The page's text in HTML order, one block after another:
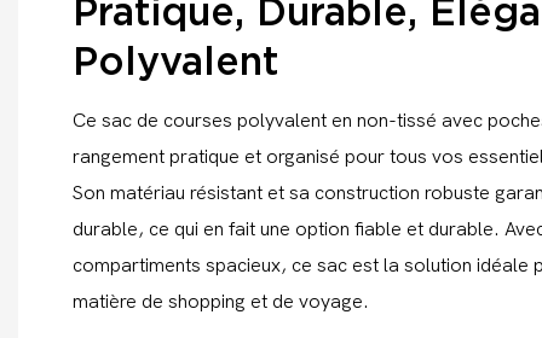
Pratique, Durable,
Polyvalent
Ce sac de courses polyvalent en non-tissé avec
rangement pratique et organisé pour tous vos
Son matériau résistant et sa construction robuste
durable, ce qui en fait une option fiable et durable.
compartiments spacieux, ce sac est la solution idéale
matière de shopping et de voyage.